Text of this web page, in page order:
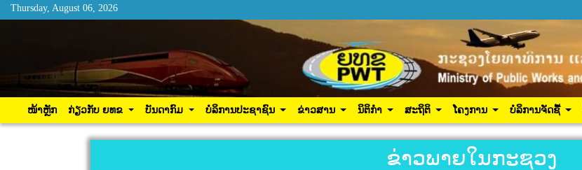
Thursday, August 06, 2026
ໜ້າຫຼັກ ກ່ຽວກັບ ຍທຂ ບັນດາກົມ ບໍລິການປະຊາຊົນ ຂ່າວສານ ນິຕິກຳ ສະຖິຕິ ໂຄງການ
Thursday, August 06, 2026
ໜ້າຫຼັກ ກ່ຽວກັບ ຍທຂ ບັນດາກົມ ບໍລິການປະຊາຊົນ ຂ່າວສານ ນິຕິກຳ ສະຖິຕິ ໂຄງການ ບໍລິການຈັດຊື້
ຂ່າວພາຍໃນກະຊວງ